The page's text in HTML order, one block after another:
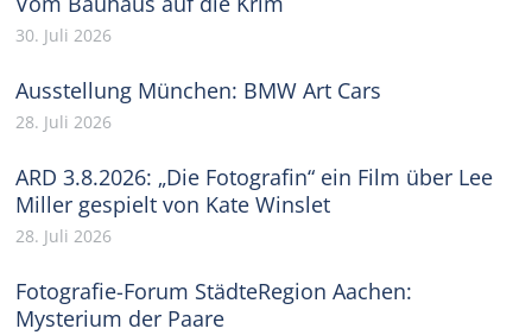
30. Juli 2026
Ausstellung München: BMW Art Cars
28. Juli 2026
ARD 3.8.2026: „Die Fotografin“ ein Film über Lee
Miller gespielt von Kate Winslet
28. Juli 2026
Fotografie-Forum StädteRegion Aachen:
Mysterium der Paare